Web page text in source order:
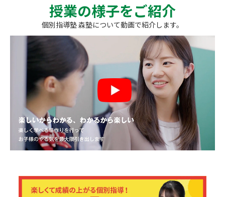
授業の様子をご紹介
個別指導塾 森塾について動画で紹介します。